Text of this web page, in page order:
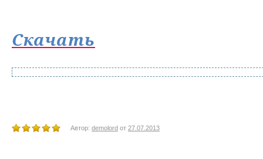
Скачать
Автор: demolord от 27.07.2013